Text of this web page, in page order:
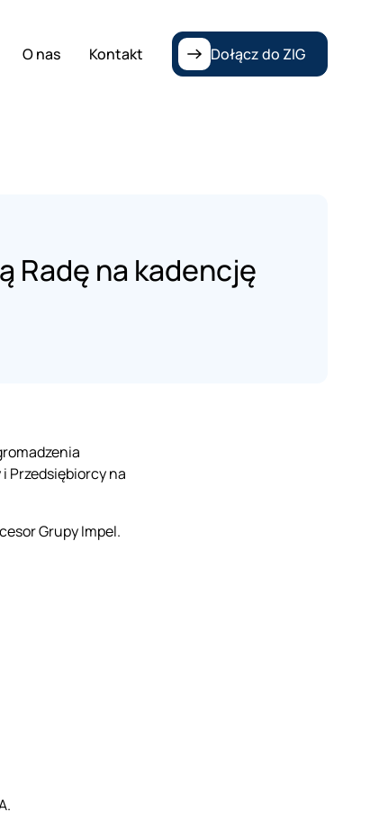
O nas Kontakt Dołącz do ZIG
Radę na kadencję
Przedsiębiorcy na
Grupy Impel.